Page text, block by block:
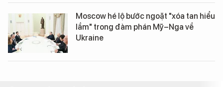
Moscow hé lộ bước ngoặt "xóa tan hiểu
lầm" trong đàm phán Mỹ–Nga về
Ukraine